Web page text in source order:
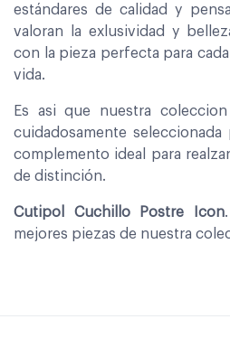
estándares de calidad y
valoran la exlusividad y
con la pieza perfecta para
vida.
Es asi que nuestra
cuidadosamente seleccionada
complemento ideal para
de distinción.
Cutipol Cuchillo Postre Icon
mejores piezas de nuestra